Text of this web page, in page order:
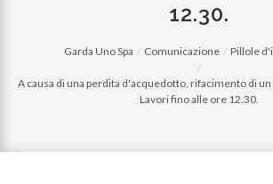
12.30.
Garda Uno Spa Comunicazione Pillole
A causa di una perdita d'acquedotto, rifacimento di un
Lavori fino alle ore 12.30.